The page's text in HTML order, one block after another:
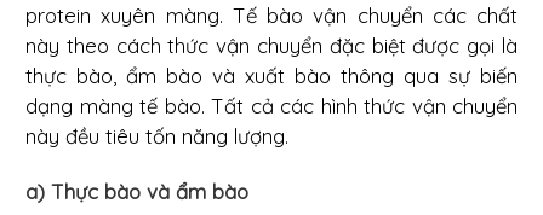
protein xuyên màng. Tế bào vận chuyển các chất
này theo cách thức vận chuyển đặc biệt được gọi là
thực bào, ẩm bào và xuất bào thông qua sự biến
dạng màng tế bào. Tất cả các hình thức vận chuyển
này đều tiêu tốn năng lượng.
a) Thực bào và ẩm bào